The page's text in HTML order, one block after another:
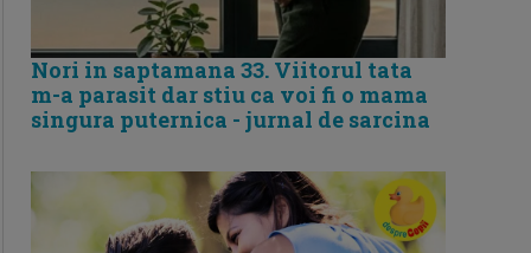
Nori in saptamana 33. Viitorul tata
m-a parasit dar stiu ca voi fi o mama
singura puternica - jurnal de sarcina